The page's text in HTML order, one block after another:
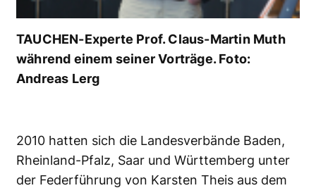
TAUCHEN-Experte Prof. Claus-Martin Muth
während einem seiner Vorträge. Foto:
Andreas Lerg
2010 hatten sich die Landesverbände Baden,
Rheinland-Pfalz, Saar und Württemberg unter
der Federführung von Karsten Theis aus dem